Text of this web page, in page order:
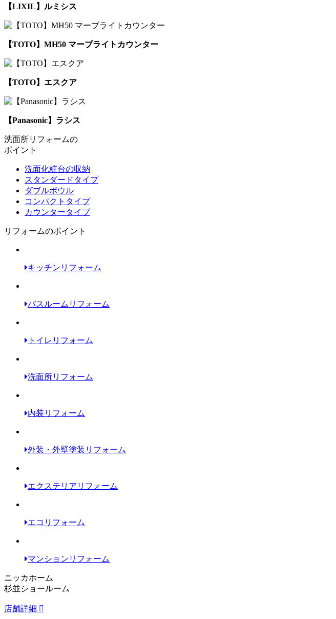
【LIXIL】ルミシス
【TOTO】MH50 マーブライトカウンター
【TOTO】エスクア
【Panasonic】ラシス
洗面所リフォームの
ポイント
洗面化粧台の収納
スタンダードタイプ
ダブルボウル
コンパクトタイプ
カウンタータイプ
リフォームのポイント
キッチンリフォーム
バスルームリフォーム
トイレリフォーム
洗面所リフォーム
内装リフォーム
外装・外壁塗装リフォーム
エクステリアリフォーム
エコリフォーム
マンションリフォーム
ニッカホーム
杉並ショールーム
店舗詳細